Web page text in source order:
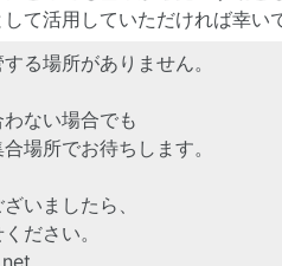
て活用していただければ幸い
る場所がありません。
ない場合でも
場所でお待ちします。
いましたら、
ださい。